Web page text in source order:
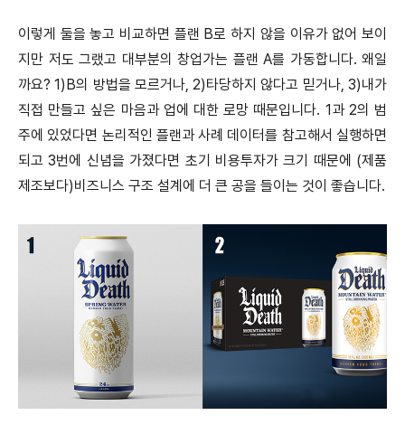
이렇게 둘을 놓고 비교하면 플랜 B로 하지 않을 이유가 없어 보이
지만 저도 그랬고 대부분의 창업가는 플랜 A를 가동합니다. 왜일
까요? 1)B의 방법을 모르거나, 2)타당하지 않다고 믿거나, 3)내가
직접 만들고 싶은 마음과 업에 대한 로망 때문입니다. 1과 2의 범
주에 있었다면 논리적인 플랜과 사례 데이터를 참고해서 실행하면
되고 3번에 신념을 가졌다면 초기 비용투자가 크기 때문에 (제품
제조보다)비즈니스 구조 설계에 더 큰 공을 들이는 것이 좋습니다.